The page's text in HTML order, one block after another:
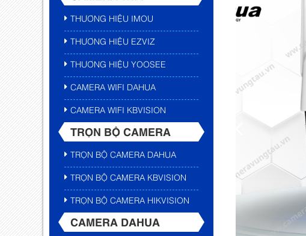
THƯƠNG HIỆU IMOU
THƯƠNG HIỆU EZVIZ
THƯƠNG HIỆU YOOSEE
CAMERA WIFI DAHUA
CAMERA WIFI KBVISION
TRỌN BỘ CAMERA
TRỌN BỘ CAMERA DAHUA
TRỌN BỘ CAMERA KBVISION
TRỌN BỘ CAMERA HIKVISION
CAMERA DAHUA